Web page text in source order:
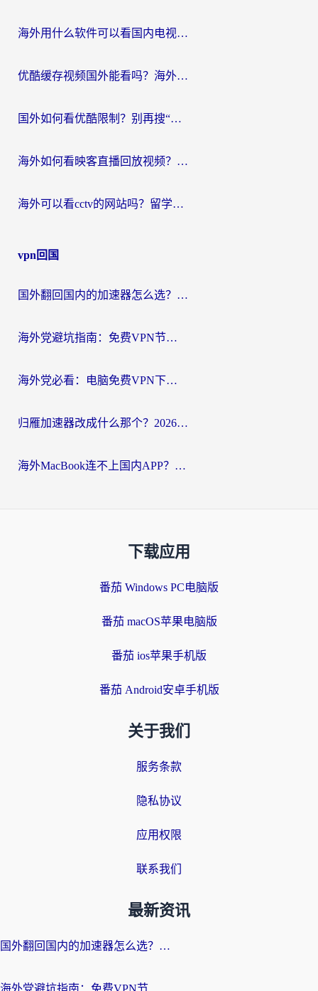
海外用什么软件可以看国内电视？留学生亲测有效的追剧自由指南
优酷缓存视频国外能看吗？海外党追剧看片的终极解决方案来了
国外如何看优酷限制？别再搜“在日本哪个软件可以看中国电视剧”，这篇教你搞定
海外如何看映客直播回放视频？这份攻略帮你搞定（附腾讯优酷观看技巧）
海外可以看cctv的网站吗？留学生亲测有效的回国追剧方案
vpn回国
国外翻回国内的加速器怎么选？海外党亲测实用指南，告别地域限制
海外党避坑指南：免费VPN节点真的靠谱吗？教你选对回国加速器无缝访问国内资源
海外党必看：电脑免费VPN下载指南+回国加速器选择全攻略，告别地区限制
归雁加速器改成什么那个？2026海外党回国加速全攻略：告别地区限制，轻松刷剧玩游戏
海外MacBook连不上国内APP？选对回国VPN，告别地区限制的烦恼
下载应用
番茄 Windows PC电脑版
番茄 macOS苹果电脑版
番茄 ios苹果手机版
番茄 Android安卓手机版
关于我们
服务条款
隐私协议
应用权限
联系我们
最新资讯
国外翻回国内的加速器怎么选？海外党亲测实用指南，告别地域限制